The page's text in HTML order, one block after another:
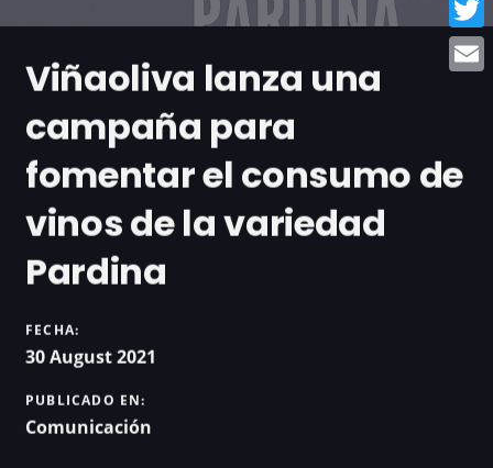
Viñaoliva lanza una
campaña para
fomentar el consumo de
vinos de la variedad
Pardina
FECHA:
30 August 2021
PUBLICADO EN:
Comunicación